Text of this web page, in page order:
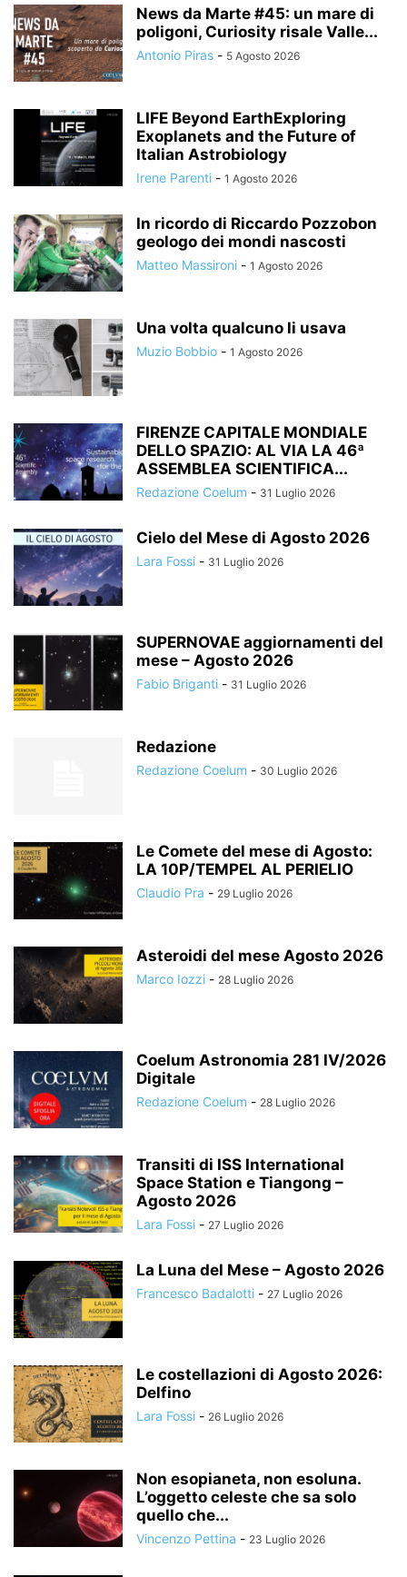
News da Marte #45: un mare di
poligoni, Curiosity risale Valle...
Antonio Piras - 5 Agosto 2026
LIFE Beyond EarthExploring
Exoplanets and the Future of
Italian Astrobiology
Irene Parenti - 1 Agosto 2026
In ricordo di Riccardo Pozzobon
geologo dei mondi nascosti
Matteo Massironi - 1 Agosto 2026
Una volta qualcuno li usava
Muzio Bobbio - 1 Agosto 2026
FIRENZE CAPITALE MONDIALE
DELLO SPAZIO: AL VIA LA 46ª
ASSEMBLEA SCIENTIFICA...
Redazione Coelum - 31 Luglio 2026
Cielo del Mese di Agosto 2026
Lara Fossi - 31 Luglio 2026
SUPERNOVAE aggiornamenti del
mese – Agosto 2026
Fabio Briganti - 31 Luglio 2026
Redazione
Redazione Coelum - 30 Luglio 2026
Le Comete del mese di Agosto:
LA 10P/TEMPEL AL PERIELIO
Claudio Pra - 29 Luglio 2026
Asteroidi del mese Agosto 2026
Marco Iozzi - 28 Luglio 2026
Coelum Astronomia 281 IV/2026
Digitale
Redazione Coelum - 28 Luglio 2026
Transiti di ISS International
Space Station e Tiangong –
Agosto 2026
Lara Fossi - 27 Luglio 2026
La Luna del Mese – Agosto 2026
Francesco Badalotti - 27 Luglio 2026
Le costellazioni di Agosto 2026:
Delfino
Lara Fossi - 26 Luglio 2026
Non esopianeta, non esoluna.
L’oggetto celeste che sa solo
quello che...
Vincenzo Pettina - 23 Luglio 2026